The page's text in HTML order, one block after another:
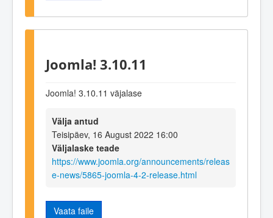
Joomla! 3.10.11
Joomla! 3.10.11 väjalase
Välja antud
Teisipäev, 16 August 2022 16:00
Väljalaske teade
https://www.joomla.org/announcements/releas
e-news/5865-joomla-4-2-release.html
Vaata faile